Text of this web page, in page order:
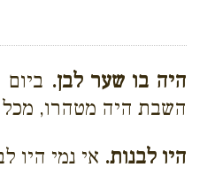
היה בו שער לבן.
השבת היה מטהרו, מכל
היו לבנות. אי נמי היו